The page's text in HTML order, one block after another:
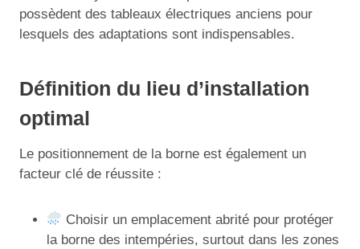
possèdent des tableaux électriques anciens pour
lesquels des adaptations sont indispensables.
Définition du lieu d’installation
optimal
Le positionnement de la borne est également un
facteur clé de réussite :
Choisir un emplacement abrité pour protéger
la borne des intempéries, surtout dans les zones